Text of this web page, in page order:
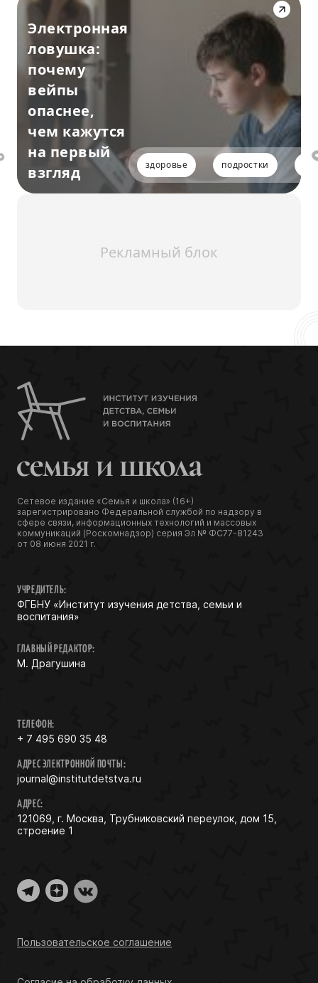
Электронная
ловушка:
почему
вейпы
опаснее,
чем кажутся
на первый
взгляд
здоровье подростки
Рекламный блок
Сетевое издание «Семья и школа» (16+)
зарегистрировано Федеральной службой по надзору в
сфере связи, информационных технологий и массовых
коммуникаций (Роскомнадзор) серия Эл № ФС77-81243
от 08 июня 2021 г.
УЧРЕДИТЕЛЬ:
ФГБНУ «Институт изучения детства, семьи и
воспитания»
ГЛАВНЫЙ РЕДАКТОР:
М. Драгушина
ТЕЛЕФОН:
+ 7 495 690 35 48
АДРЕС ЭЛЕКТРОННОЙ ПОЧТЫ:
journal@institutdetstva.ru
АДРЕС:
121069, г. Москва, Трубниковский переулок, дом 15,
строение 1
Пользовательское соглашение